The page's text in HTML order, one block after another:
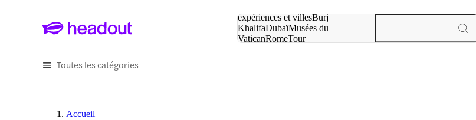
expériences et villesBurj
KhalifaDubaïMusées du
VaticanRomeTour
Toutes les catégories
Accueil